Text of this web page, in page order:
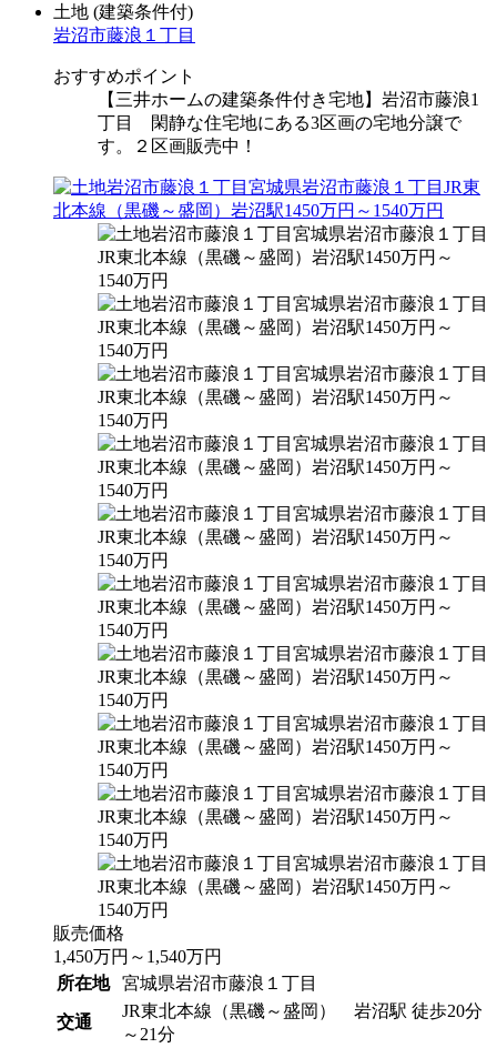
土地 (建築条件付)
岩沼市藤浪１丁目
おすすめポイント
【三井ホームの建築条件付き宅地】岩沼市藤浪1
丁目 閑静な住宅地にある3区画の宅地分譲で
す。２区画販売中！
販売価格
1,450万円 ～ 1,540万円
所在地
宮城県岩沼市藤浪１丁目
交通
JR東北本線（黒磯～盛岡） 岩沼駅 徒歩20分
～21分